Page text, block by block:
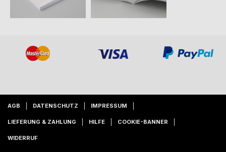
AGB DATENSCHUTZ IMPRESSUM
LIEFERUNG & ZAHLUNG HILFE COOKIE-BANNER
WIDERRUF